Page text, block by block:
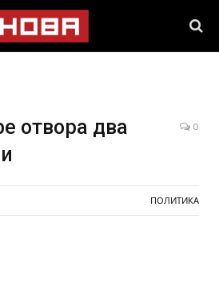
отвора два
0
ПОЛИТИКА